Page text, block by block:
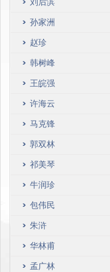
孙家洲
赵珍
韩树峰
王皖强
许海云
马克锋
郭双林
祁美琴
牛润珍
包伟民
朱浒
华林甫
孟广林